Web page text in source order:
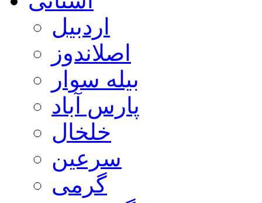
اردبیل
اصلاندوز
بیله سوار
پارس آباد
خلخال
سرعین
گرمی